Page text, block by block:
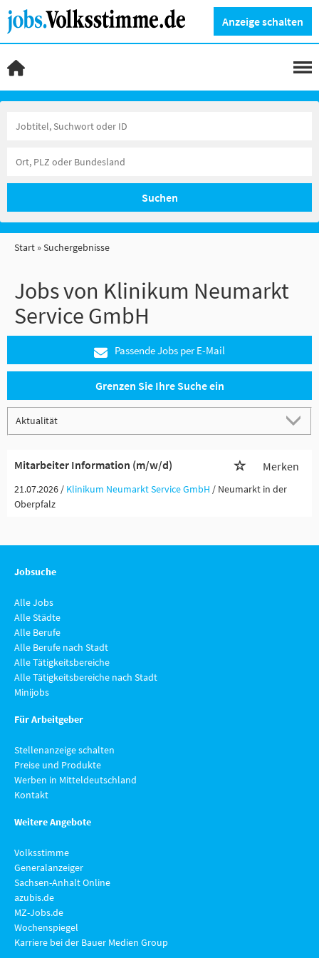
Anzeige schalten
Suchen
Start Suchergebnisse
Jobs von Klinikum Neumarkt
Service GmbH
Passende Jobs per E-Mail
Grenzen Sie Ihre Suche ein
Mitarbeiter Information (m/w/d) Merken
21.07.2026 / Klinikum Neumarkt Service GmbH / Neumarkt in der
Oberpfalz
Jobsuche
Alle Jobs
Alle Städte
Alle Berufe
Alle Berufe nach Stadt
Alle Tätigkeitsbereiche
Alle Tätigkeitsbereiche nach Stadt
Minijobs
Für Arbeitgeber
Stellenanzeige schalten
Preise und Produkte
Werben in Mitteldeutschland
Kontakt
Weitere Angebote
Volksstimme
Generalanzeiger
Sachsen-Anhalt Online
azubis.de
MZ-Jobs.de
Wochenspiegel
Karriere bei der Bauer Medien Group